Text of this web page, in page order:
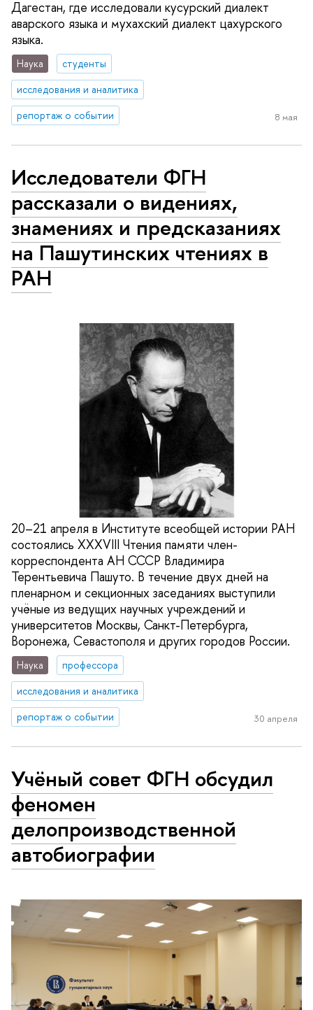
Дагестан, где исследовали кусурский диалект
аварского языка и мухахский диалект цахурского
языка.
Наука
студенты
исследования и аналитика
репортаж о событии
8 мая
Исследователи ФГН
рассказали о видениях,
знамениях и предсказаниях
на Пашутинских чтениях в
РАН
20–21 апреля в Институте всеобщей истории РАН
состоялись XXXVIII Чтения памяти член-
корреспондента АН СССР Владимира
Терентьевича Пашуто. В течение двух дней на
пленарном и секционных заседаниях выступили
учёные из ведущих научных учреждений и
университетов Москвы, Санкт-Петербурга,
Воронежа, Севастополя и других городов России.
Наука
профессора
исследования и аналитика
репортаж о событии
30 апреля
Учёный совет ФГН обсудил
феномен
делопроизводственной
автобиографии